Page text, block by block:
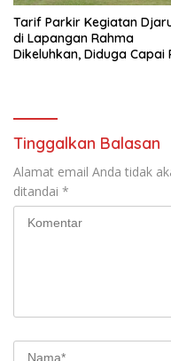
Tarif Parkir Kegiatan
di Lapangan Rahma
Dikeluhkan, Diduga Capai
Tinggalkan Balasan
Alamat email Anda tidak
ditandai *